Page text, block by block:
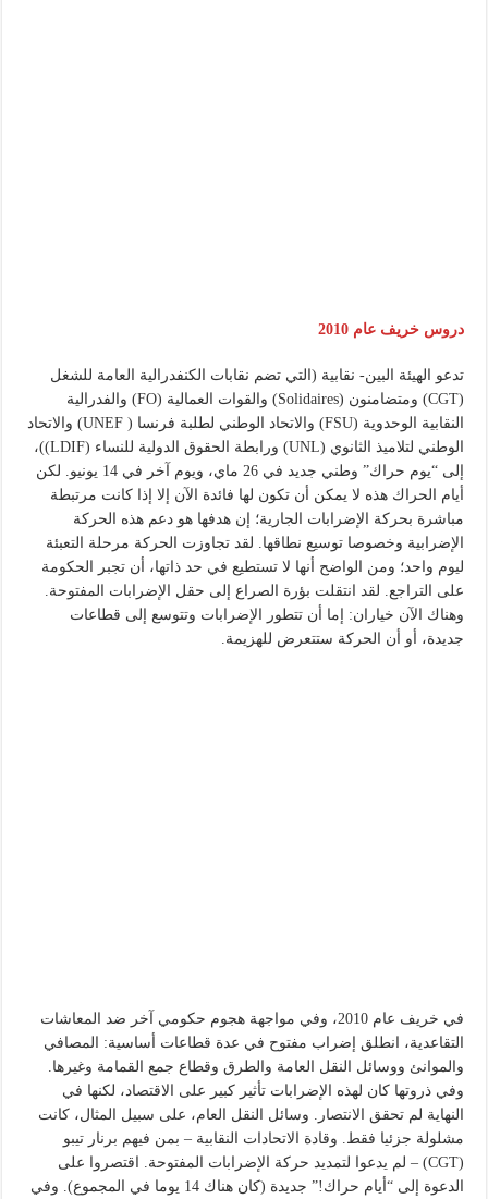
دروس خريف عام 2010
تدعو الهيئة البين- نقابية (التي تضم نقابات الكنفدرالية العامة للشغل
(CGT) ومتضامنون (Solidaires) والقوات العمالية (FO) والفدرالية
النقابية الوحدوية (FSU) والاتحاد الوطني لطلبة فرنسا ( UNEF) والاتحاد
الوطني لتلاميذ الثانوي (UNL) ورابطة الحقوق الدولية للنساء (LDIF))،
إلى “يوم حراك” وطني جديد في 26 ماي، ويوم آخر في 14 يونيو. لكن
أيام الحراك هذه لا يمكن أن تكون لها فائدة الآن إلا إذا كانت مرتبطة
مباشرة بحركة الإضرابات الجارية؛ إن هدفها هو دعم هذه الحركة
الإضرابية وخصوصا توسيع نطاقها. لقد تجاوزت الحركة مرحلة التعبئة
ليوم واحد؛ ومن الواضح أنها لا تستطيع في حد ذاتها، أن تجبر الحكومة
على التراجع. لقد انتقلت بؤرة الصراع إلى حقل الإضرابات المفتوحة.
وهناك الآن خياران: إما أن تتطور الإضرابات وتتوسع إلى قطاعات
جديدة، أو أن الحركة ستتعرض للهزيمة.
في خريف عام 2010، وفي مواجهة هجوم حكومي آخر ضد المعاشات
التقاعدية، انطلق إضراب مفتوح في عدة قطاعات أساسية: المصافي
والموانئ ووسائل النقل العامة والطرق وقطاع جمع القمامة وغيرها.
وفي ذروتها كان لهذه الإضرابات تأثير كبير على الاقتصاد، لكنها في
النهاية لم تحقق الانتصار. وسائل النقل العام، على سبيل المثال، كانت
مشلولة جزئيا فقط. وقادة الاتحادات النقابية – بمن فيهم برنار تيبو
(CGT) – لم يدعوا لتمديد حركة الإضرابات المفتوحة. اقتصروا على
الدعوة إلى “أيام حراك!” جديدة (كان هناك 14 يوما في المجموع). وفي